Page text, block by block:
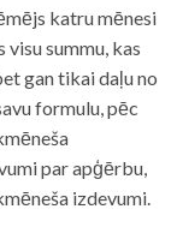
katru mēnesi
summu, kas
gan tikai daļu no
formulu, pēc
par apģērbu,
izdevumi.